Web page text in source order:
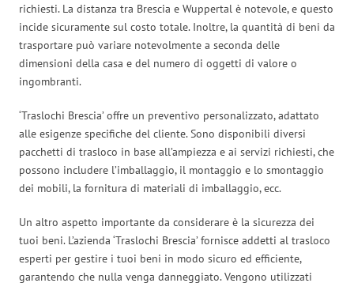
richiesti. La distanza tra Brescia e Wuppertal è notevole, e questo
incide sicuramente sul costo totale. Inoltre, la quantità di beni da
trasportare può variare notevolmente a seconda delle
dimensioni della casa e del numero di oggetti di valore o
ingombranti.
‘Traslochi Brescia’ offre un preventivo personalizzato, adattato
alle esigenze specifiche del cliente. Sono disponibili diversi
pacchetti di trasloco in base all’ampiezza e ai servizi richiesti, che
possono includere l’imballaggio, il montaggio e lo smontaggio
dei mobili, la fornitura di materiali di imballaggio, ecc.
Un altro aspetto importante da considerare è la sicurezza dei
tuoi beni. L’azienda ‘Traslochi Brescia’ fornisce addetti al trasloco
esperti per gestire i tuoi beni in modo sicuro ed efficiente,
garantendo che nulla venga danneggiato. Vengono utilizzati